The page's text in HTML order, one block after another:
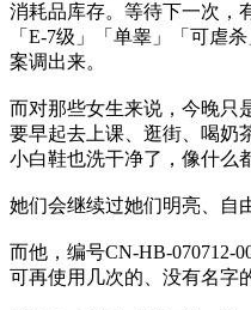
消耗品库存。等待下一次，
「E-7级」「单睾」「可虐
案调出来。
而对那些女生来说，今晚只
要早起去上课、逛街、喝奶
小白鞋也洗干净了，像什么
她们会继续过她们明亮、自
而他，编号CN-HB-070712-
可再使用几次的、没有名字